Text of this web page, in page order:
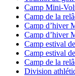
Camp Mini-
Camp de la
Camp d’hiver
Camp d’hiver
Camp estival
Camp estival
Camp de la
Division